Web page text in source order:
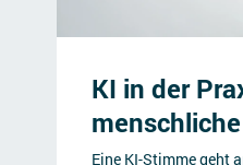
KI in der
Eine KI-Stimme geht